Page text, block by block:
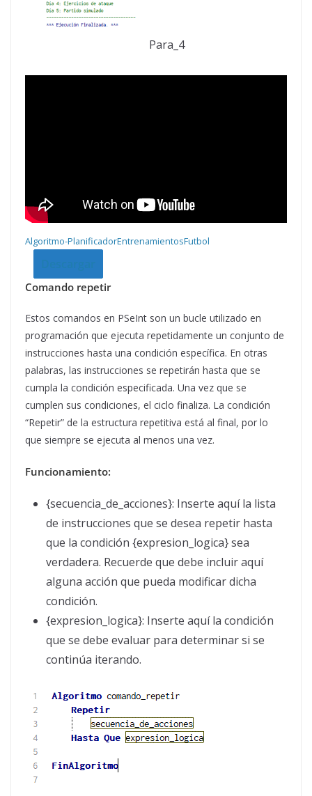
Para_4
Algoritmo-PlanificadorEntrenamientosFutbol
Comando repetir
Estos comandos en PSeInt son un bucle utilizado en
programación que ejecuta repetidamente un conjunto de
instrucciones hasta una condición específica. En otras
palabras, las instrucciones se repetirán hasta que se
cumpla la condición especificada. Una vez que se
cumplen sus condiciones, el ciclo finaliza. La condición
“Repetir” de la estructura repetitiva está al final, por lo
que siempre se ejecuta al menos una vez.
Funcionamiento:
{secuencia_de_acciones}: Inserte aquí la lista
de instrucciones que se desea repetir hasta
que la condición {expresion_logica} sea
verdadera. Recuerde que debe incluir aquí
alguna acción que pueda modificar dicha
condición.
{expresion_logica}: Inserte aquí la condición
que se debe evaluar para determinar si se
continúa iterando.